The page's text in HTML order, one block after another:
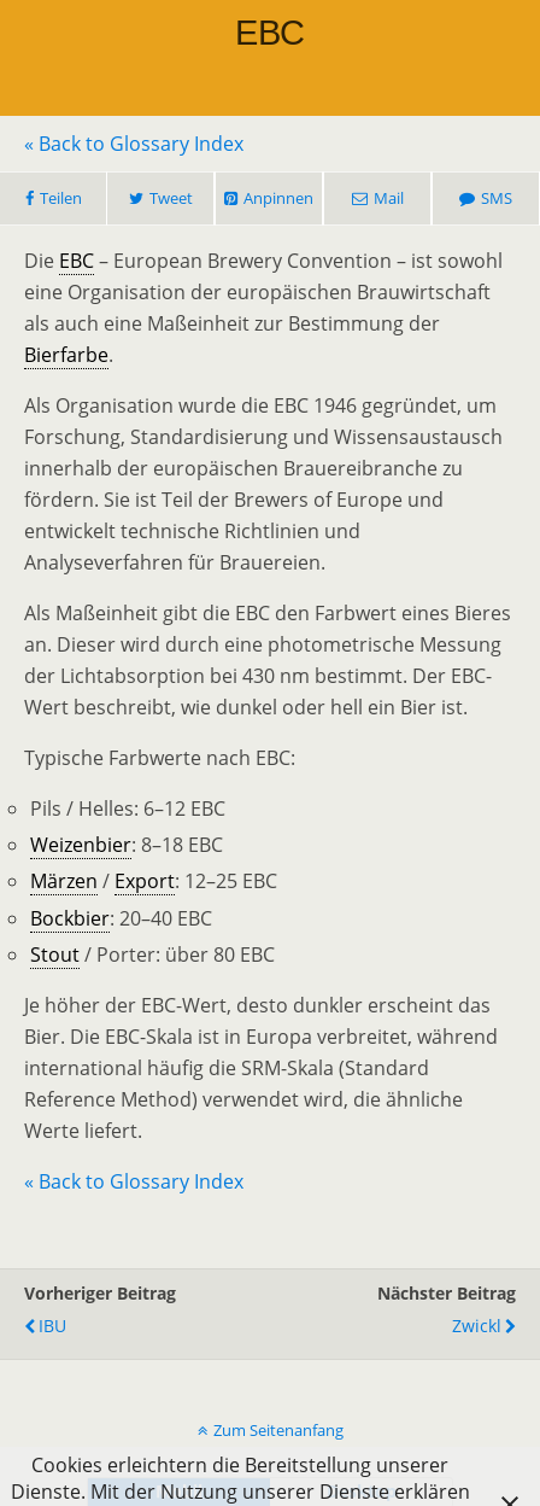
EBC
« Back to Glossary Index
Teilen Tweet Anpinnen Mail SMS
Die EBC– European Brewery Convention – ist sowohl
eine Organisation der europäischen Brauwirtschaft
als auch eine Maßeinheit zur Bestimmung der
Bierfarbe.
Als Organisation wurde die EBC 1946 gegründet, um
Forschung, Standardisierung und Wissensaustausch
innerhalb der europäischen Brauereibranche zu
fördern. Sie ist Teil der Brewers of Europe und
entwickelt technische Richtlinien und
Analyseverfahren für Brauereien.
Als Maßeinheit gibt die EBC den Farbwert eines Bieres
an. Dieser wird durch eine photometrische Messung
der Lichtabsorption bei 430 nm bestimmt. Der EBC-
Wert beschreibt, wie dunkel oder hell ein Bier ist.
Typische Farbwerte nach EBC:
Pils / Helles: 6–12 EBC
Weizenbier: 8–18 EBC
Märzen / Export: 12–25 EBC
Bockbier: 20–40 EBC
Stout/ Porter: über 80 EBC
Je höher der EBC-Wert, desto dunkler erscheint das
Bier. Die EBC-Skala ist in Europa verbreitet, während
international häufig die SRM-Skala (Standard
Reference Method) verwendet wird, die ähnliche
Werte liefert.
« Back to Glossary Index
Vorheriger Beitrag
IBU
Nächster Beitrag
Zwickl
Zum Seitenanfang
Mobil Desktop
Cookies erleichtern die Bereitstellung unserer
Dienste. Mit der Nutzung unserer Dienste erklären